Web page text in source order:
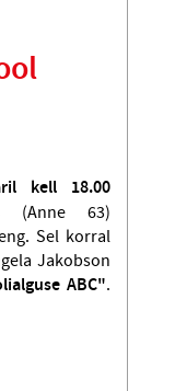
kell 18.00
(Anne 63)
Sel korral
Jakobson
ABC".